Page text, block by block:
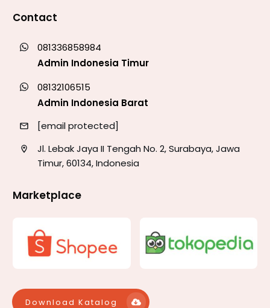
Contact
081336858984
Admin Indonesia Timur
08132106515
Admin Indonesia Barat
[email protected]
Jl. Lebak Jaya II Tengah No. 2, Surabaya, Jawa
Timur, 60134, Indonesia
Marketplace
Download Katalog